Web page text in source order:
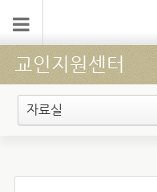
교인지원센터
자료실